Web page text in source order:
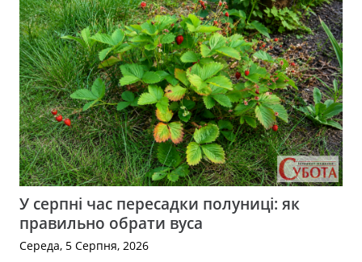
У серпні час пересадки полуниці: як
правильно обрати вуса
Середа, 5 Серпня, 2026